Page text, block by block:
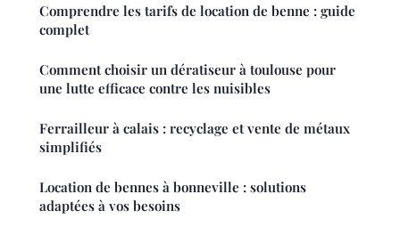
Comprendre les tarifs de location de benne : guide
complet
Comment choisir un dératiseur à toulouse pour
une lutte efficace contre les nuisibles
Ferrailleur à calais : recyclage et vente de métaux
simplifiés
Location de bennes à bonneville : solutions
adaptées à vos besoins